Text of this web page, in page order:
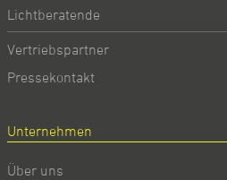
Lichtberatende
Vertriebspartner
Pressekontakt
Unternehmen
Über uns